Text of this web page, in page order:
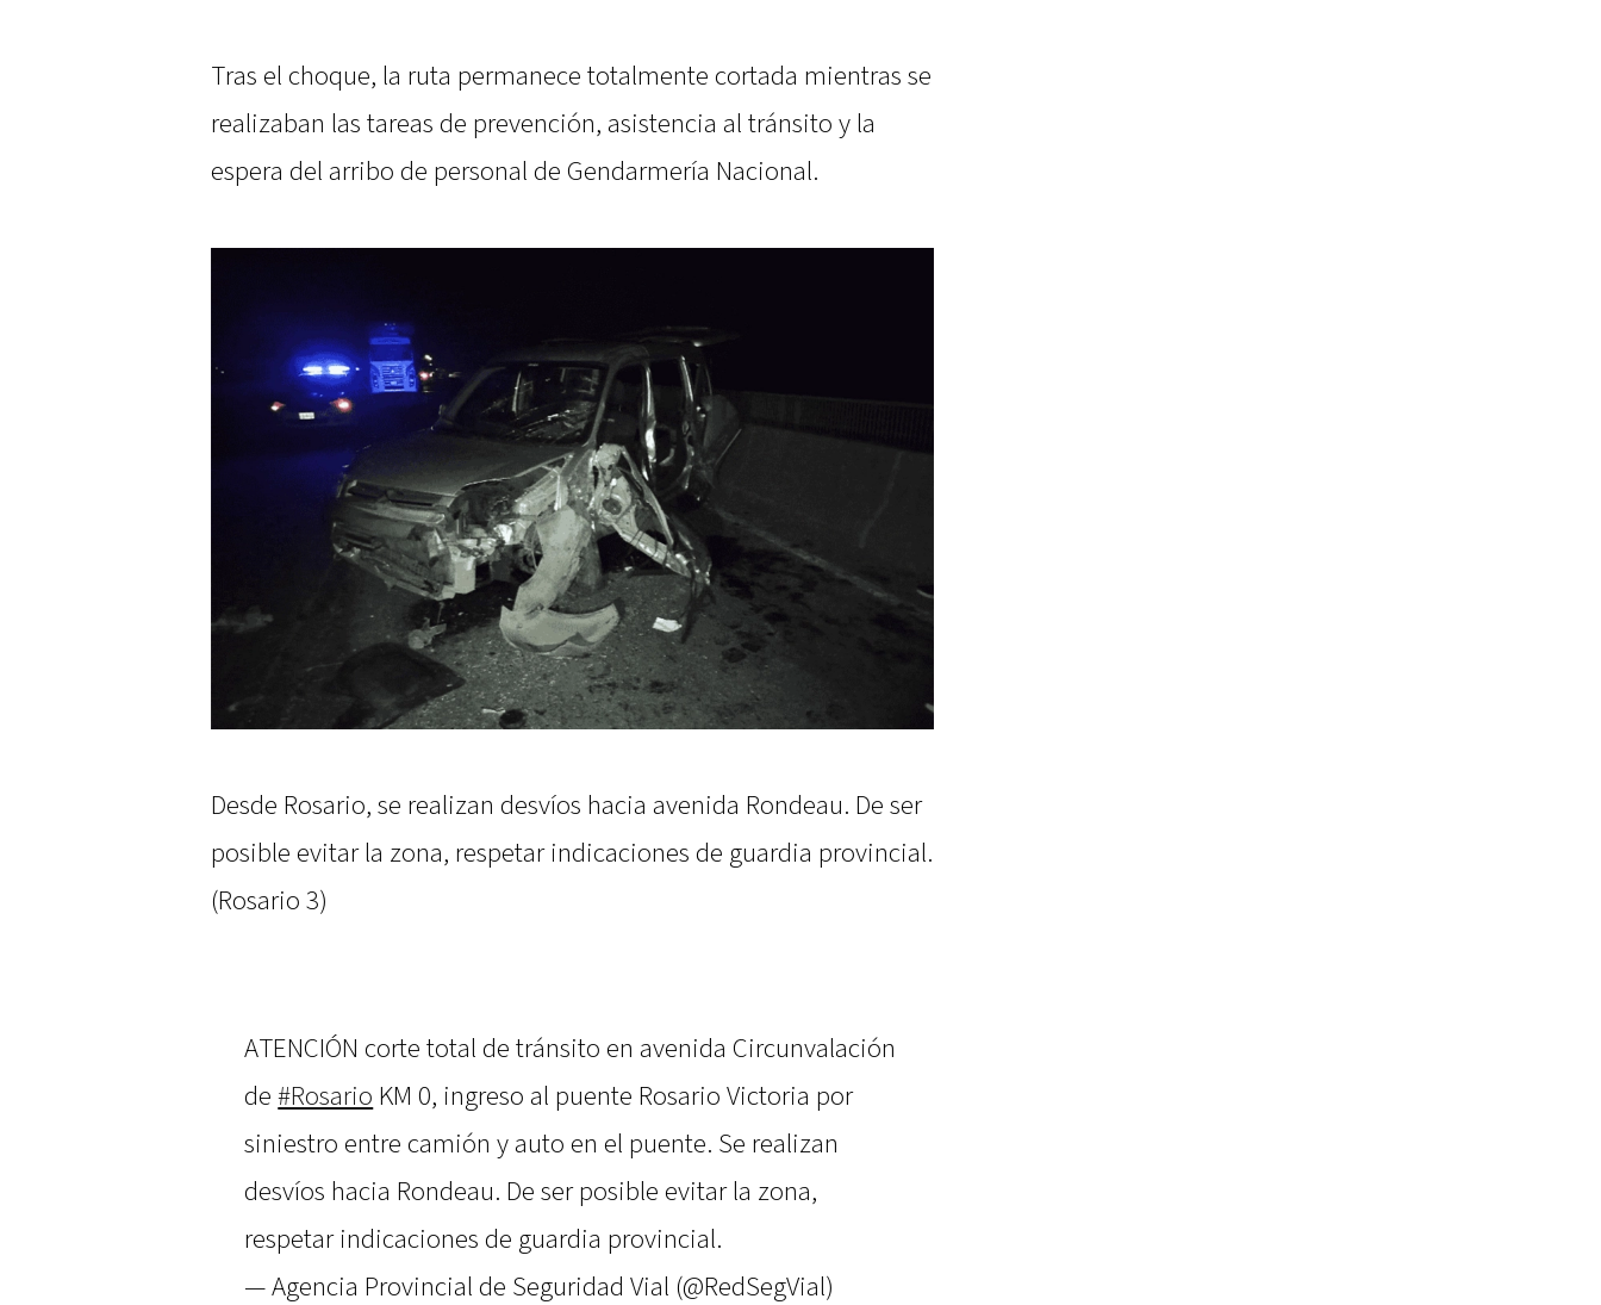
Tras el choque, la ruta permanece totalmente cortada mientras se
realizaban las tareas de prevención, asistencia al tránsito y la
espera del arribo de personal de Gendarmería Nacional.
Desde Rosario, se realizan desvíos hacia avenida Rondeau. De ser
posible evitar la zona, respetar indicaciones de guardia provincial.
(Rosario 3)
ATENCIÓN corte total de tránsito en avenida Circunvalación
de#Rosario KM 0, ingreso al puente Rosario Victoria por
siniestro entre camión y auto en el puente. Se realizan
desvíos hacia Rondeau. De ser posible evitar la zona,
respetar indicaciones de guardia provincial.
— Agencia Provincial de Seguridad Vial (@RedSegVial)